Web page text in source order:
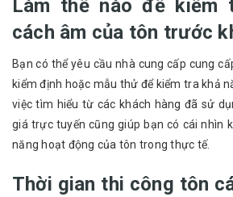
Làm thế nào để kiểm
cách âm của tôn trước
Bạn có thể yêu cầu nhà cung cấp cung
kiểm định hoặc mẫu thử để kiểm tra khả
việc tìm hiểu từ các khách hàng đã sử
giá trực tuyến cũng giúp bạn có cái nhìn
năng hoạt động của tôn trong thực tế.
Thời gian thi công tôn